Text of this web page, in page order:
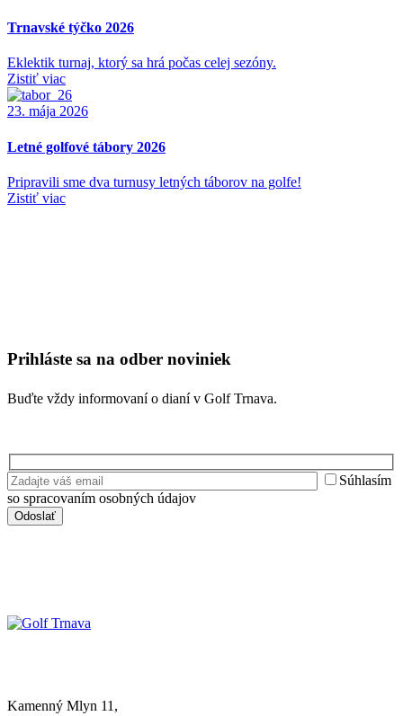
Trnavské týčko 2026
Eklektik turnaj, ktorý sa hrá počas celej sezóny.
Zistiť viac
23. mája 2026
Letné golfové tábory 2026
Pripravili sme dva turnusy letných táborov na golfe!
Zistiť viac
Prihláste sa na odber noviniek
Buďte vždy informovaní o dianí v Golf Trnava.
Súhlasím
so spracovaním osobných údajov
Kamenný Mlyn 11,